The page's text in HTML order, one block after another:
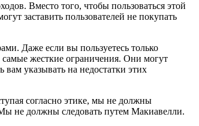
Вместо того, чтобы пользоваться этой
заставить пользователей не покупать
Даже если вы пользуетесь только
самые жесткие ограничения. Они могут
указывать на недостатки этих
согласно этике, мы не должны
не должны следовать путем Макиавелли.